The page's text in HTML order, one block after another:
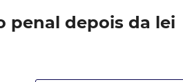
penal depois da lei